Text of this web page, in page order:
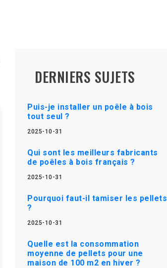
DERNIERS SUJETS
Puis-je installer un poêle à bois
tout seul ?
2025-10-31
Qui sont les meilleurs fabricants
de poêles à bois français ?
2025-10-31
Pourquoi faut-il tamiser les pellets
?
2025-10-31
Quelle est la consommation
moyenne de pellets pour une
maison de 100 m2 en hiver ?